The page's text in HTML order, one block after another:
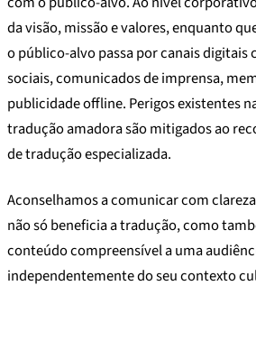
da visão, missão e valores, enquanto
o público-alvo passa por canais digitais
sociais, comunicados de imprensa,
publicidade offline. Perigos existentes
tradução amadora são mitigados ao
de tradução especializada.
Aconselhamos a comunicar com
não só beneficia a tradução, como
conteúdo compreensível a uma
independentemente do seu contexto